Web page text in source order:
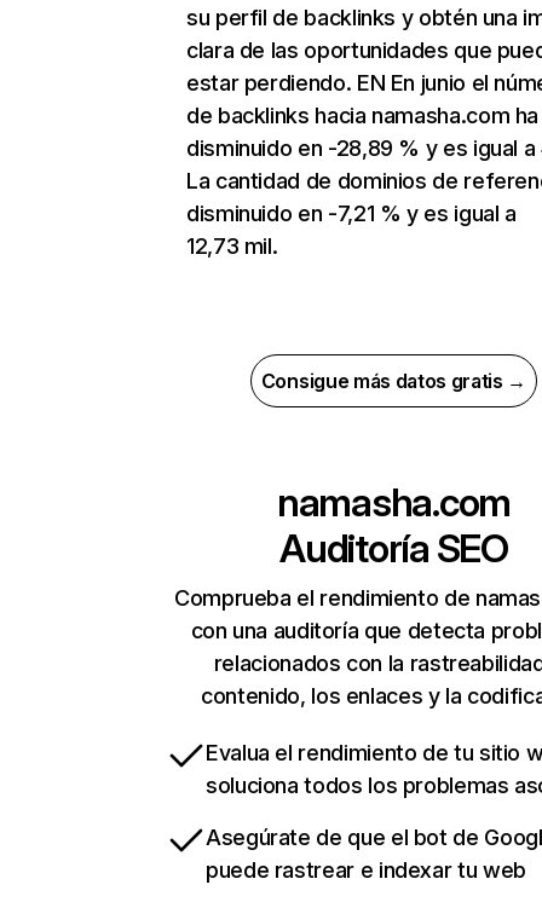
su perfil de backlinks y obtén una
clara de las oportunidades que
estar perdiendo. EN En junio el
de backlinks hacia namasha.com ha
disminuido en -28,89 % y es igual a
La cantidad de dominios de
disminuido en -7,21 % y es igual a
12,73 mil.
Consigue más datos gratis →
namasha.com
Auditoría SEO
Comprueba el rendimiento de
con una auditoría que detecta
relacionados con la
contenido, los enlaces y la
Evalua el rendimiento de tu sitio
soluciona todos los problemas
Asegúrate de que el bot de
puede rastrear e indexar tu web